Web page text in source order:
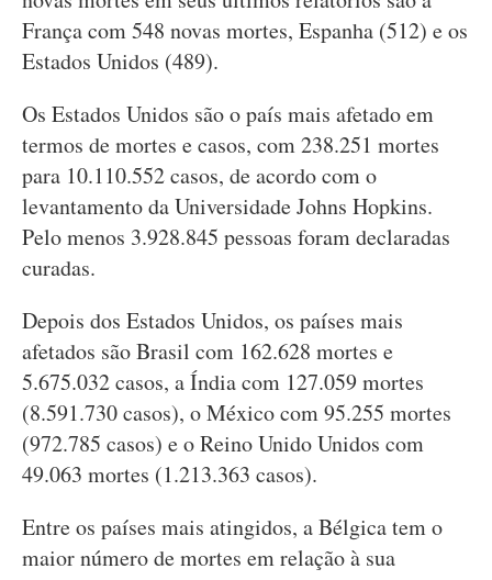
França com 548 novas mortes, Espanha (512) e os
Estados Unidos (489).
Os Estados Unidos são o país mais afetado em
termos de mortes e casos, com 238.251 mortes
para 10.110.552 casos, de acordo com o
levantamento da Universidade Johns Hopkins.
Pelo menos 3.928.845 pessoas foram declaradas
curadas.
Depois dos Estados Unidos, os países mais
afetados são Brasil com 162.628 mortes e
5.675.032 casos, a Índia com 127.059 mortes
(8.591.730 casos), o México com 95.255 mortes
(972.785 casos) e o Reino Unido Unidos com
49.063 mortes (1.213.363 casos).
Entre os países mais atingidos, a Bélgica tem o
maior número de mortes em relação à sua